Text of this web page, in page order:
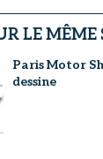
LE MÊME
Paris Motor
dessine